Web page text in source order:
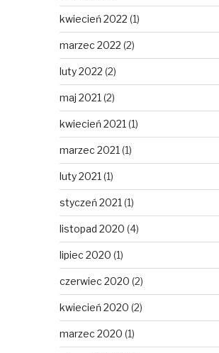
kwiecień 2022 (1)
marzec 2022 (2)
luty 2022 (2)
maj 2021 (2)
kwiecień 2021 (1)
marzec 2021 (1)
luty 2021 (1)
styczeń 2021 (1)
listopad 2020 (4)
lipiec 2020 (1)
czerwiec 2020 (2)
kwiecień 2020 (2)
marzec 2020 (1)